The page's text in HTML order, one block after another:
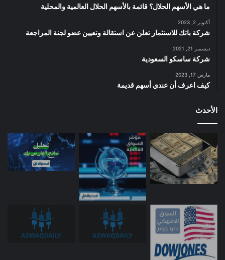
ما هي الأسهم الحلال؟ قائمة بالأسهم الحلال العالمية والمحلية
أكتوبر 2, 2023
شركة باتك للاستثمار تعلن عن استقالة وتعيين عضو لجنة المراجعة
ديسمبر 21, 2021
شركة ساسكو السعودية
مارس 17, 2023
كيف اعرف أن عندي أسهم قديمة
الأحدث